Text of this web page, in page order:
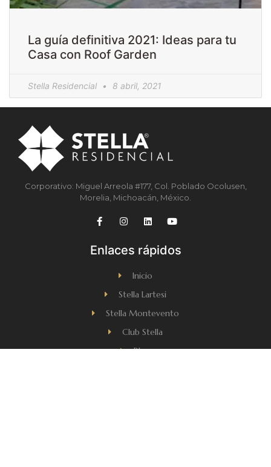
La guía definitiva 2021: Ideas para tu
Casa con Roof Garden
Stella Residencial 8 abril, 2021
Corporativo: Miguel Arreola #177, Col. Poblado Ocolusen,
Morelia, Michoacán, México.
Enlaces rápidos
Inicio
Stella Lartesi
Stella Montevento
Club Stella
Blog